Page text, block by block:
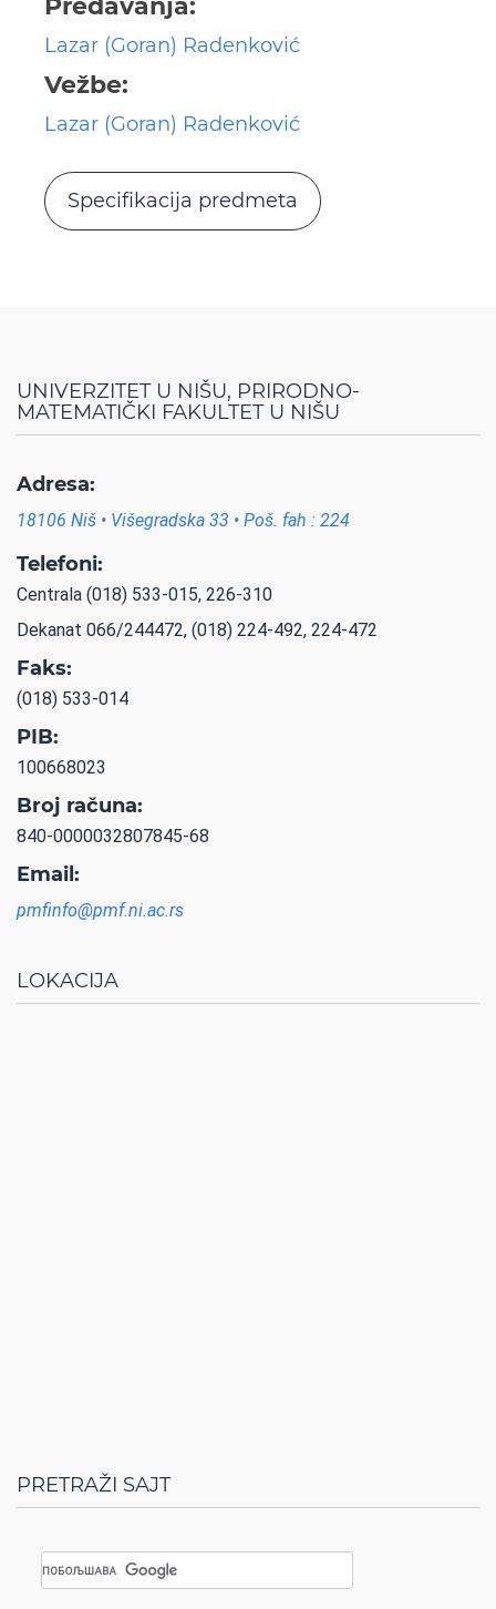
Predavanja:
Lazar (Goran) Radenković
Vežbe:
Lazar (Goran) Radenković
Specifikacija predmeta
UNIVERZITET U NIŠU, PRIRODNO-
MATEMATIČKI FAKULTET U NIŠU
Adresa:
18106 Niš • Višegradska 33 • Poš. fah : 224
Telefoni:
Centrala (018) 533-015, 226-310
Dekanat 066/244472, (018) 224-492, 224-472
Faks:
(018) 533-014
PIB:
100668023
Broj računa:
840-0000032807845-68
Email:
pmfinfo@pmf.ni.ac.rs
LOKACIJA
PRETRAŽI SAJT